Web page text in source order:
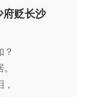
，
府贬长沙
？